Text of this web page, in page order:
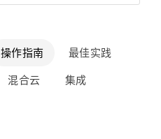
操作指南 最佳实践
混合云 集成